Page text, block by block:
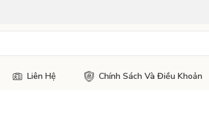
Liên Hệ Chính Sách Và Điều Khoản